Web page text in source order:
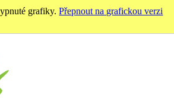
grafiky.Přepnout na grafickou verzi